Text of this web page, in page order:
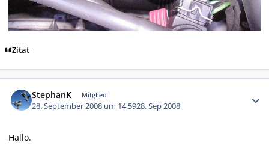
Zitat
StephanK Mitglied
28. September 2008 um 14:5928. Sep 2008
Hallo.